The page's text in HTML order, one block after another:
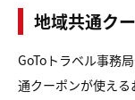
地域共通ク
GoToトラベル事務
通クーポンが使える